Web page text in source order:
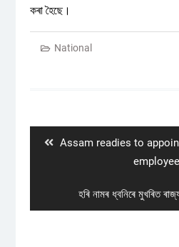
কৰা হৈছে।
National
Previous
Assam readies to
Next
post:
হৰি নামৰ ধ্বনিৰে মুখৰিত